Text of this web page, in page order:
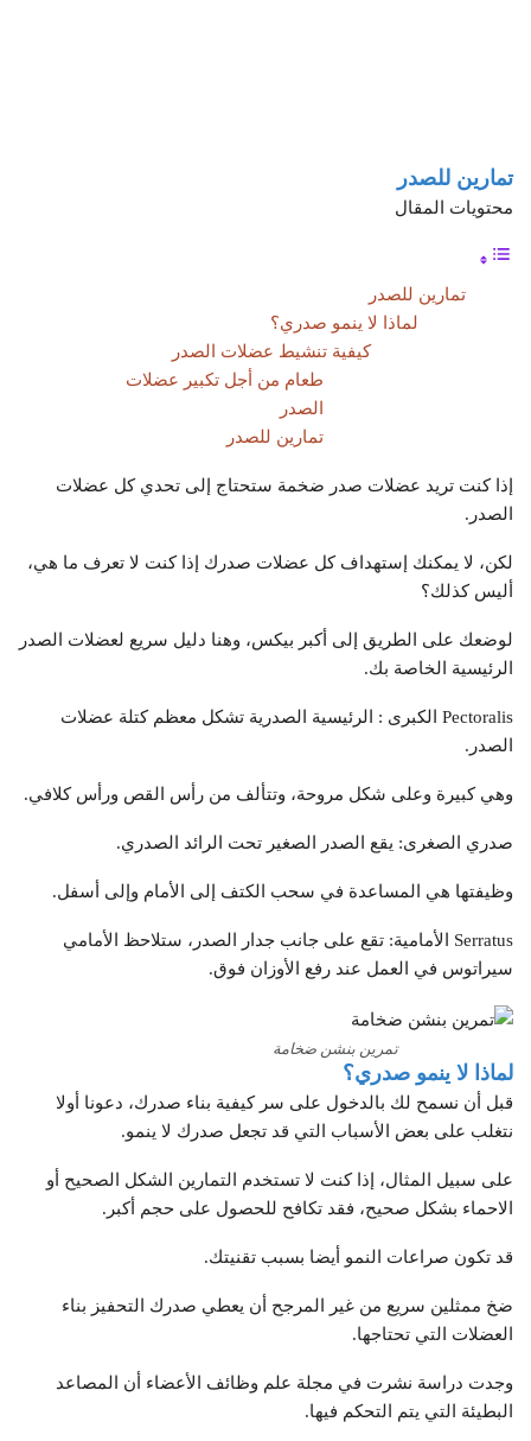
تمارين للصدر
محتويات المقال
تمارين للصدر
لماذا لا ينمو صدري؟
كيفية تنشيط عضلات الصدر
طعام من أجل تكبير عضلات
الصدر
تمارين للصدر
إذا كنت تريد عضلات صدر ضخمة ستحتاج إلى تحدي كل عضلات
الصدر.
لكن، لا يمكنك إستهداف كل عضلات صدرك إذا كنت لا تعرف ما هي،
أليس كذلك؟
لوضعك على الطريق إلى أكبر بيكس، وهنا دليل سريع لعضلات الصدر
الرئيسية الخاصة بك.
Pectoralis الكبرى : الرئيسية الصدرية تشكل معظم كتلة عضلات
الصدر.
وهي كبيرة وعلى شكل مروحة، وتتألف من رأس القص ورأس كلافي.
صدري الصغرى: يقع الصدر الصغير تحت الرائد الصدري.
وظيفتها هي المساعدة في سحب الكتف إلى الأمام وإلى أسفل.
Serratus الأمامية: تقع على جانب جدار الصدر، ستلاحظ الأمامي
سيراتوس في العمل عند رفع الأوزان فوق.
تمرين بنشن ضخامة
لماذا لا ينمو صدري؟
قبل أن نسمح لك بالدخول على سر كيفية بناء صدرك، دعونا أولا
نتغلب على بعض الأسباب التي قد تجعل صدرك لا ينمو.
على سبيل المثال، إذا كنت لا تستخدم التمارين الشكل الصحيح أو
الاحماء بشكل صحيح، فقد تكافح للحصول على حجم أكبر.
قد تكون صراعات النمو أيضا بسبب تقنيتك.
ضخ ممثلين سريع من غير المرجح أن يعطي صدرك التحفيز بناء
العضلات التي تحتاجها.
وجدت دراسة نشرت في مجلة علم وظائف الأعضاء أن المصاعد
البطيئة التي يتم التحكم فيها.